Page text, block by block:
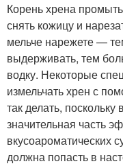
Корень хрена
снять кожицу и
мельче нарежете —
выдерживать, тем
водку. Некоторые
измельчать хрен с
так делать,
значительная часть
вкусоароматических
должна попасть в